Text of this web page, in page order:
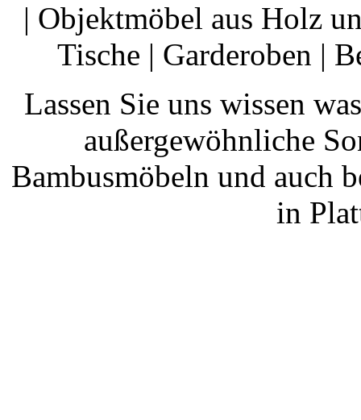
| Objektmöbel aus Holz
Tische | Garderoben |
Lassen Sie uns wissen
außergewöhnliche
Bambusmöbeln und auch
in